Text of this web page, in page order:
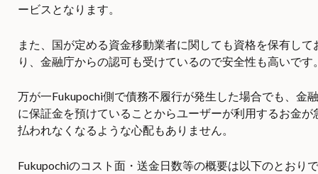
ービスとなります。
また、国が定める資金移動業者に関しても資格を保有して
り、金融庁からの認可も受けているので安全性も高いです
万が一Fukupochi側で債務不履行が発生した場合でも、金
に保証金を預けていることからユーザーが利用するお金が
払われなくなるような心配もありません。
Fukupochiのコスト面・送金日数等の概要は以下のとおりで